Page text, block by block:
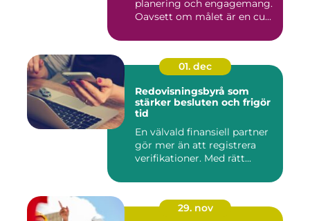
planering och engagemang.
Oavsett om målet är en cu...
01. dec
Redovisningsbyrå som
stärker besluten och frigör
tid
En välvald finansiell partner
gör mer än att registrera
verifikationer. Med rätt...
29. nov